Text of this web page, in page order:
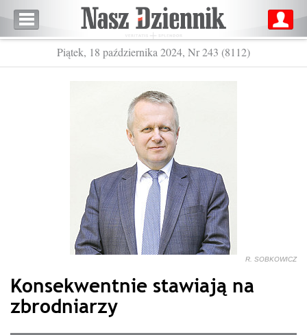
Piątek, 18 października 2024, Nr 243 (8112)
R. SOBKOWICZ
Konsekwentnie stawiają na
zbrodniarzy